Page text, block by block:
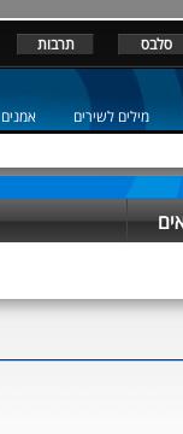
סלבס תרבות
מילים לשירים אמנים